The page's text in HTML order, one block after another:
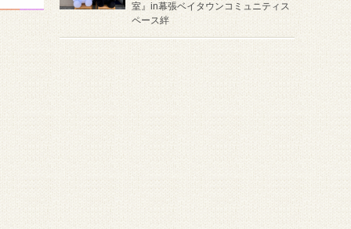
室』in幕張ベイタウンコミュニティス
ペース絆